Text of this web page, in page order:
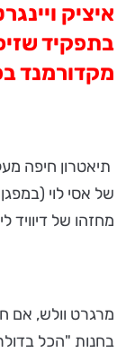
איציק
בתפקיד
מקדורמנד
תיאטרון חיפה
של אסי לוי
מחזהו של דיוויד
מרגרט וולש, אם
בחנות "הכל